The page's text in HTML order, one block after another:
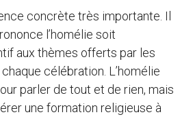
concrète très importante. Il
l’homélie soit
aux thèmes offerts par les
célébration. L’homélie
parler de tout et de rien, mais
une formation religieuse à